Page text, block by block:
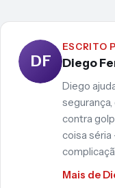
DF
ESCRITO
Diego
Diego
contra
coisa séria
Mais de